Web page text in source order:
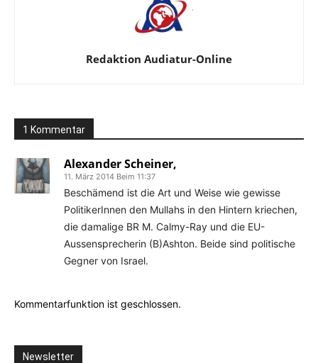
Redaktion Audiatur-Online
1 Kommentar
Alexander Scheiner,
11. März 2014 Beim 11:37
Beschämend ist die Art und Weise wie gewisse
PolitikerInnen den Mullahs in den Hintern kriechen,
die damalige BR M. Calmy-Ray und die EU-
Aussensprecherin (B)Ashton. Beide sind politische
Gegner von Israel.
Kommentarfunktion ist geschlossen.
Newsletter